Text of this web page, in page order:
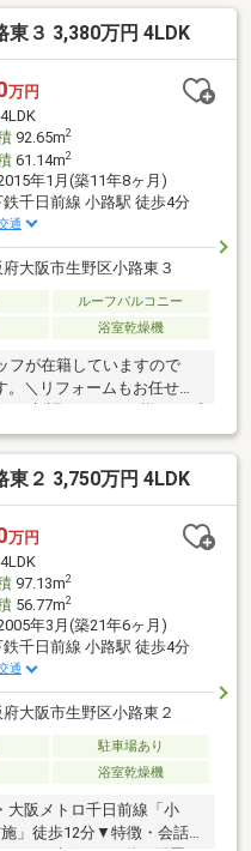
るのも嬉しいポイント♪◇
らお気軽にお問合せ下さ
東３ 3,380万円 4LDK
万円
4LDK
92.65m2
61.14m2
年1月(築11年8ヶ月)
鉄千日前線 小路駅 徒歩4分
通
府大阪市生野区小路東３
ルーフバルコニー
浴室乾燥機
フが在籍していますので
＼リフォームもお任せく
はお気軽にご相談ください
きれいにお使いの築浅物
バルコニー・床暖房や浴
保てる豊富な収納◆◆◆不
ョンへ◆◆◆住まい探しはも
!!06-4309-8878までお問い合
東２ 3,750万円 4LDK
万円
4LDK
97.13m2
56.77m2
年3月(築21年6ヶ月)
鉄千日前線 小路駅 徒歩4分
通
府大阪市生野区小路東２
駐車場あり
浴室乾燥機
大阪メトロ千日前線「小
」徒歩12分▼特徴・会話